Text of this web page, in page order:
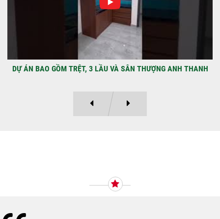
DỰ ÁN BAO GỒM TRỆT, 3 LẦU VÀ SÂN THƯỢNG ANH THANH